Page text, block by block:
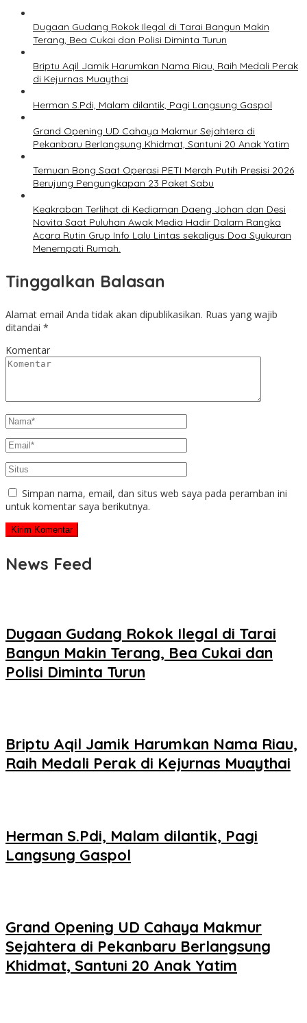
Dugaan Gudang Rokok Ilegal di Tarai Bangun Makin
Terang, Bea Cukai dan Polisi Diminta Turun
Briptu Aqil Jamik Harumkan Nama Riau, Raih Medali Perak
di Kejurnas Muaythai
Herman S.Pdi, Malam dilantik, Pagi Langsung Gaspol
Grand Opening UD Cahaya Makmur Sejahtera di
Pekanbaru Berlangsung Khidmat, Santuni 20 Anak Yatim
Temuan Bong Saat Operasi PETI Merah Putih Presisi 2026
Berujung Pengungkapan 23 Paket Sabu
Keakraban Terlihat di Kediaman Daeng Johan dan Desi
Novita Saat Puluhan Awak Media Hadir Dalam Rangka
Acara Rutin Grup Info Lalu Lintas sekaligus Doa Syukuran
Menempati Rumah.
Tinggalkan Balasan
Alamat email Anda tidak akan dipublikasikan. Ruas yang wajib
ditandai *
Komentar
Simpan nama, email, dan situs web saya pada peramban ini
untuk komentar saya berikutnya.
News Feed
Dugaan Gudang Rokok Ilegal di Tarai
Bangun Makin Terang, Bea Cukai dan
Polisi Diminta Turun
Briptu Aqil Jamik Harumkan Nama Riau,
Raih Medali Perak di Kejurnas Muaythai
Herman S.Pdi, Malam dilantik, Pagi
Langsung Gaspol
Grand Opening UD Cahaya Makmur
Sejahtera di Pekanbaru Berlangsung
Khidmat, Santuni 20 Anak Yatim